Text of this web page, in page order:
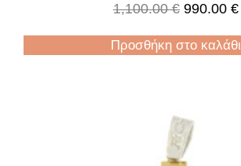
1,100.00€ 990.00 €
Προσθήκη στο καλάθι